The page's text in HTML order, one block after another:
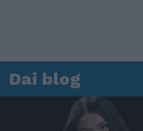
Dai blog